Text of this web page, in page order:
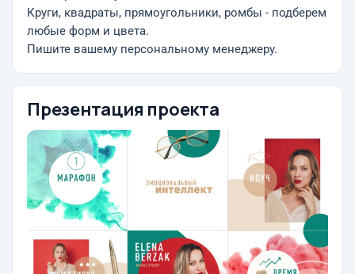
Круги, квадраты, прямоугольники, ромбы - подберем
любые форм и цвета.
Пишите вашему персональному менеджеру.
Презентация проекта